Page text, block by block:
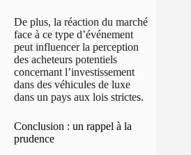
De plus, la réaction du marché
face à ce type d’événement
peut influencer la perception
des acheteurs potentiels
concernant l’investissement
dans des véhicules de luxe
dans un pays aux lois strictes.
Conclusion : un rappel à la
prudence